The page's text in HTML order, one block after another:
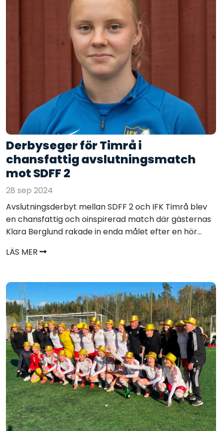
Derbyseger för Timrå i
chansfattig avslutningsmatch
mot SDFF 2
28 sep 2024
Avslutningsderbyt mellan SDFF 2 och IFK Timrå blev
en chansfattig och oinspirerad match där gästernas
Klara Berglund rakade in enda målet efter en hör...
LÄS MER